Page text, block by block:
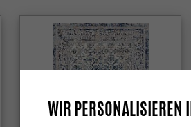
WIR PERSONALISIEREN